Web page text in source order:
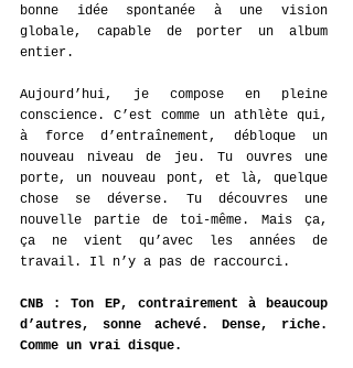
bonne idée spontanée à une vision
globale, capable de porter un album
entier.
Aujourd’hui, je compose en pleine
conscience. C’est comme un athlète qui,
à force d’entraînement, débloque un
nouveau niveau de jeu. Tu ouvres une
porte, un nouveau pont, et là, quelque
chose se déverse. Tu découvres une
nouvelle partie de toi-même. Mais ça,
ça ne vient qu’avec les années de
travail. Il n’y a pas de raccourci.
CNB : Ton EP, contrairement à beaucoup
d’autres, sonne achevé. Dense, riche.
Comme un vrai disque.